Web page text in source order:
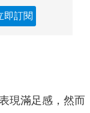
即訂閱
現滿足感，然而